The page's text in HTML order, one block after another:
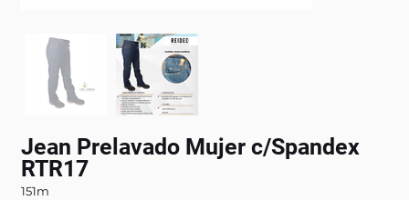
Jean Prelavado Mujer c/Spandex
RTR17
151m